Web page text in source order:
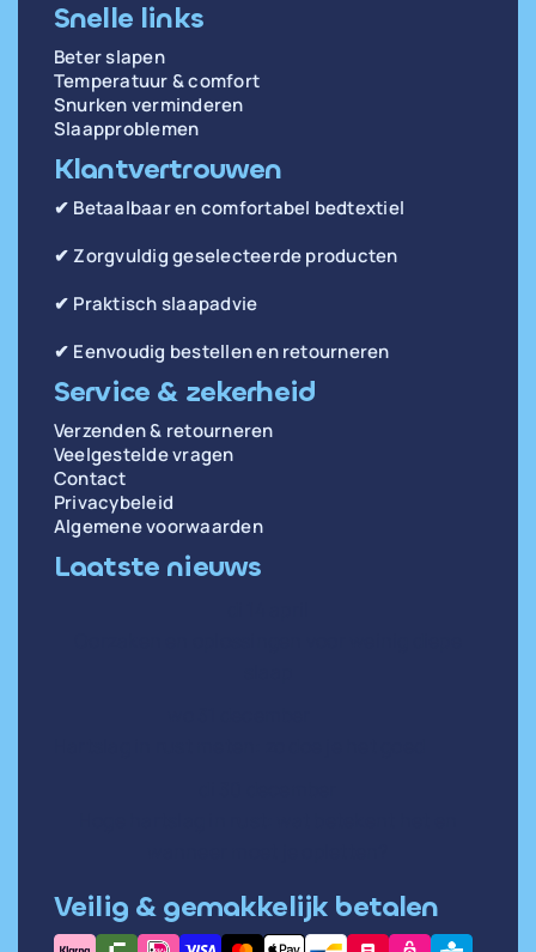
Snelle links
Beter slapen
Temperatuur & comfort
Snurken verminderen
Slaapproblemen
Klantvertrouwen
✔ Betaalbaar en comfortabel bedtextiel
✔ Zorgvuldig geselecteerde producten
✔ Praktisch slaapadvie
✔ Eenvoudig bestellen en retourneren
Service & zekerheid
Verzenden & retourneren
Veelgestelde vragen
Contact
Privacybeleid
Algemene voorwaarden
Laatste nieuws
Veilig & gemakkelijk betalen